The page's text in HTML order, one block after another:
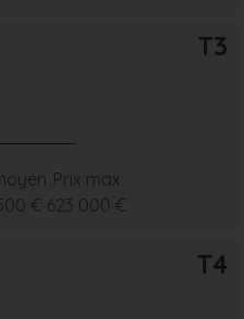
T3
€
Prix max
623 000 €
T4